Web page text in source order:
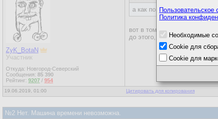
ZyK_BotaN
Участник
Откуда: Новгород-Северский
Сообщения: 85 390
Рейтинг: 9207 / 954
а как по мне
вот в том и проблема. не
до этого, на вопрос "где
19.06.2019, 01:00 Цитировать для копирования
№2 Нет. Машина времени невозможна.
Пользовательское
Политика
Необходимые
Cookie для
Cookie для